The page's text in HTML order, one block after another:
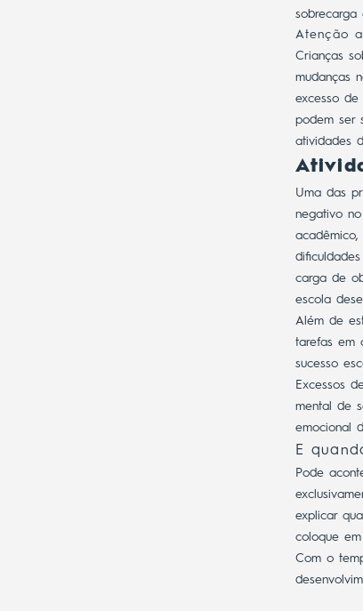
sobrecarga
Atenção
Crianças
mudanças
excesso
podem ser
atividades
Uma das
negativo
carga de
escola
Além de
tarefas em
sucesso
Excessos
mental de
emocional
E
Pode
explicar
coloque
Com o